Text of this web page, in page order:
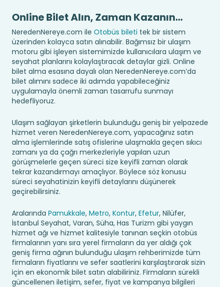
Online Bilet Alın, Zaman Kazanın…
NeredenNereye.com ile Otobüs bileti tek bir sistem
üzerinden kolayca satın alınabilir. Bağımsız bir ulaşım
motoru gibi işleyen sistemimizde kullanıcılara ulaşım ve
seyahat planlarını kolaylaştıracak detaylar gizli. Online
bilet alma esasına dayalı olan NeredenNereye.com’da
bilet alımını sadece iki adımda yapabileceğiniz
uygulamayla önemli zaman tasarrufu sunmayı
hedefliyoruz.
Ulaşım sağlayan şirketlerin bulunduğu geniş bir yelpazede
hizmet veren NeredenNereye.com, yapacağınız satın
alma işlemlerinde satış ofislerine ulaşmakla geçen sıkıcı
zamanı ya da çağrı merkezleriyle yapılan uzun
görüşmelerle geçen süreci size keyifli zaman olarak
tekrar kazandırmayı amaçlıyor. Böylece söz konusu
süreci seyahatinizin keyifli detaylarını düşünerek
geçirebilirsiniz.
Aralarında Pamukkale, Metro, Kontur, Efetur, Nilüfer,
İstanbul Seyahat, Varan, Süha, Has Turizm gibi yaygın
hizmet ağı ve hizmet kalitesiyle tanınan seçkin otobüs
firmalarının yanı sıra yerel firmaların da yer aldığı çok
geniş firma ağının bulunduğu ulaşım rehberimizde tüm
firmaların fiyatlarını ve sefer saatlerini karşılaştırarak sizin
için en ekonomik bilet satın alabiliriniz. Firmaların sürekli
güncellenen iletişim, sefer, fiyat ve kampanya bilgileri